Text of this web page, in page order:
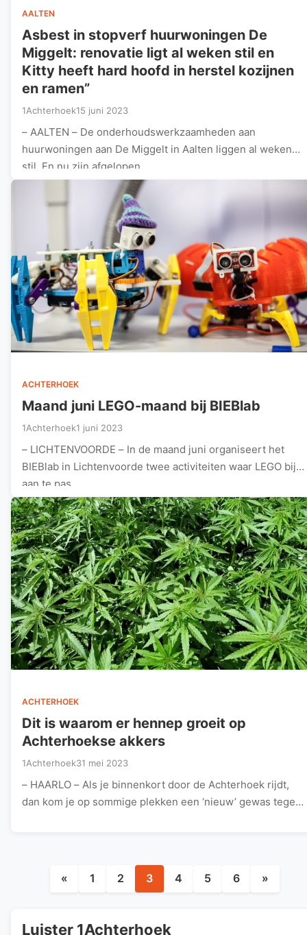
AALTEN
Asbest in stopverf huurwoningen De
Miggelt: renovatie ligt al weken stil en
Kitty heeft hard hoofd in herstel kozijnen
en ramen”
1Achterhoek15 juni 2023
– AALTEN – De onderhoudswerkzaamheden aan
huurwoningen aan De Miggelt in Aalten liggen al weken
stil. En nu zijn afgelopen…
ACHTERHOEK
Maand juni LEGO-maand bij BIEBlab
1Achterhoek1 juni 2023
– LICHTENVOORDE – In de maand juni organiseert het
BIEBlab in Lichtenvoorde twee activiteiten waar LEGO bij
aan te pas…
ACHTERHOEK
Dit is waarom er hennep groeit op
Achterhoekse akkers
1Achterhoek31 mei 2023
– HAARLO – Als je binnenkort door de Achterhoek rijdt,
dan kom je op sommige plekken een ‘nieuw’ gewas tegen.
paginering
« 1 2 3 4 5 6 »
Luister 1Achterhoek